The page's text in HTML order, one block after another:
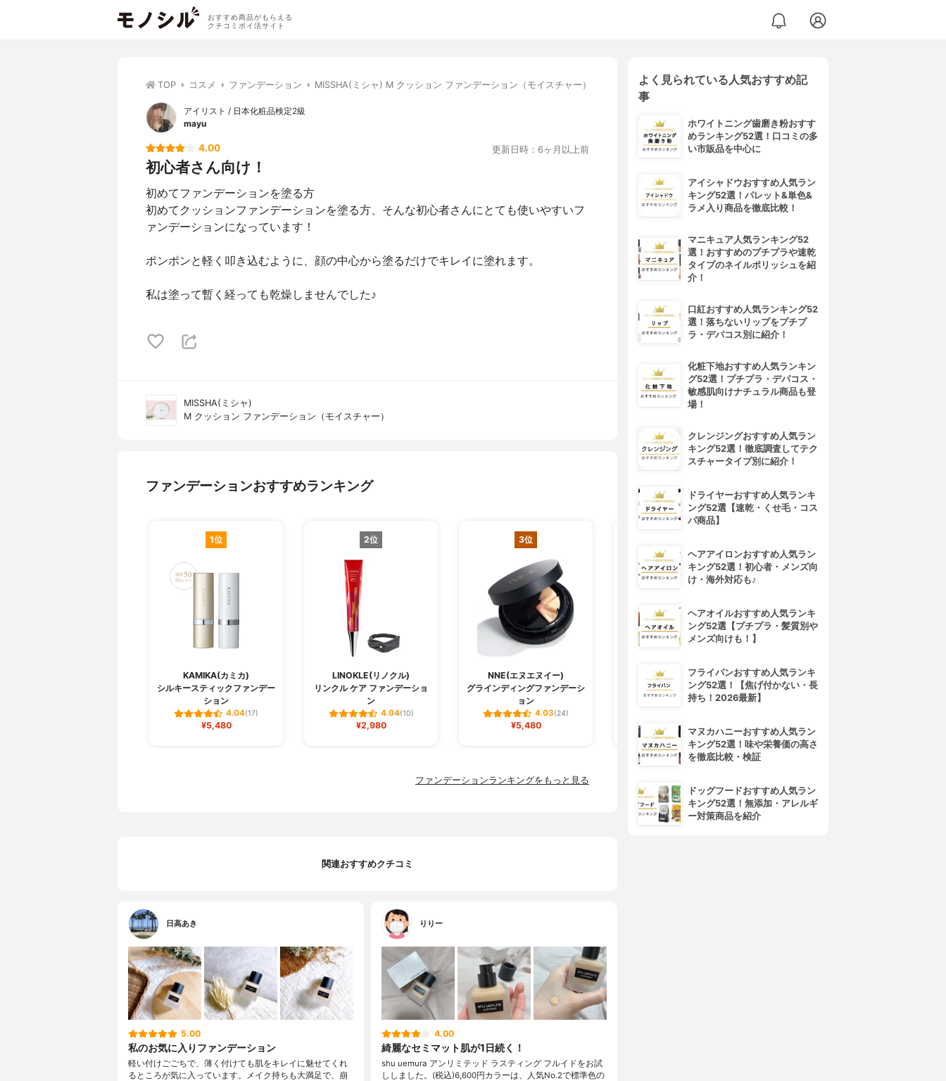
おすすめ商品がもらえる
クチコミポイ活サイト
TOP コスメ ファンデーション MISSHA(ミシャ) M クッション ファンデーション（モイスチャー）
アイリスト / 日本化粧品検定2級
mayu
4.00 更新日時：6ヶ月以上前
初心者さん向け！
初めてファンデーションを塗る方
初めてクッションファンデーションを塗る方、そんな初心者さんにとても使いやすいフ
ァンデーションになっています！
ポンポンと軽く叩き込むように、顔の中心から塗るだけでキレイに塗れます。
私は塗って暫く経っても乾燥しませんでした♪
MISSHA(ミシャ)
M クッション ファンデーション（モイスチャー）
ファンデーションおすすめランキング
1位
KAMIKA(カミカ)
シルキースティックファンデー
ション
4.04(17)
¥5,480
2位
LINOKLE(リノクル)
リンクル ケア ファンデーショ
ン
4.04(10)
¥2,980
3位
NNE(エヌエヌイー)
グラインディングファンデーシ
ョン
4.03(24)
¥5,480
キラ★リズム
WV スキンアップファンデーシ
ョン
¥1,980
COVERMARK(カバーマーク)
フローレス フィット
ファンデーションランキングをもっと見る
関連おすすめクチコミ
日高あき
5.00
私のお気に入りファンデーション
軽い付けごごちで、薄く付けても肌をキレイに魅せてくれ
るところが気に入っています。メイク持ちも大満足で、崩
りりー
4.00
綺麗なセミマット肌が1日続く！
shu uemura アンリミテッド ラスティング フルイドをお試
ししました。(税込)6,600円カラーは、人気No.2で標準色の
よく見られている人気おすすめ記
事
ホワイトニング歯磨き粉おすす
めランキング52選！口コミの多
い市販品を中心に
アイシャドウおすすめ人気ラン
キング52選！パレット&単色&
ラメ入り商品を徹底比較！
マニキュア人気ランキング52
選！おすすめのプチプラや速乾
タイプのネイルポリッシュを紹
介！
口紅おすすめ人気ランキング52
選！落ちないリップをプチプ
ラ・デパコス別に紹介！
化粧下地おすすめ人気ランキン
グ52選！プチプラ・デパコス・
敏感肌向けナチュラル商品も登
場！
クレンジングおすすめ人気ラン
キング52選！徹底調査してテク
スチャータイプ別に紹介！
ドライヤーおすすめ人気ランキ
ング52選【速乾・くせ毛・コス
パ商品】
ヘアアイロンおすすめ人気ラン
キング52選！初心者・メンズ向
け・海外対応も♪
ヘアオイルおすすめ人気ランキ
ング52選【プチプラ・髪質別や
メンズ向けも！】
フライパンおすすめ人気ランキ
ング52選！【焦げ付かない・長
持ち！2026最新】
マヌカハニーおすすめ人気ラン
キング52選！味や栄養価の高さ
を徹底比較・検証
ドッグフードおすすめ人気ラン
キング52選！無添加・アレルギ
ー対策商品を紹介